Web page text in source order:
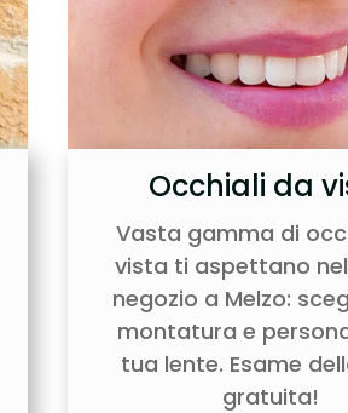
Occhiali da
Vasta gamma di
vista ti aspettano
negozio a Melzo:
montatura e
tua lente. Esame
gratuita!